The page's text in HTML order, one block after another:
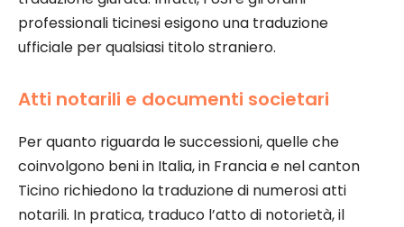
professionali ticinesi esigono una traduzione
ufficiale per qualsiasi titolo straniero.
Atti notarili e documenti societari
Per quanto riguarda le successioni, quelle che
coinvolgono beni in Italia, in Francia e nel canton
Ticino richiedono la traduzione di numerosi atti
notarili. In pratica, traduco l’atto di notorietà, il